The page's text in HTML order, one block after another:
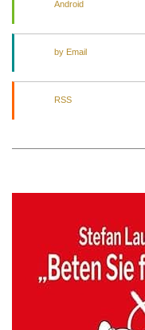
Android
by Email
RSS